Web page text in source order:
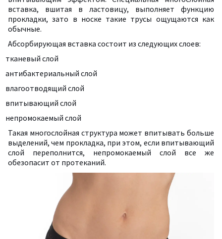
вставка, вшитая в ластовицу, выполняет функцию
прокладки, зато в носке такие трусы ощущаются как
обычные.
Абсорбирующая вставка состоит из следующих слоев:
тканевый слой
антибактериальный слой
влагоотводящий слой
впитывающий слой
непромокаемый слой
Такая многослойная структура может впитывать больше
выделений, чем прокладка, при этом, если впитывающий
слой переполнится, непромокаемый слой все же
обезопасит от протеканий.